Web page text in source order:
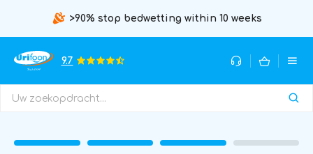
>90% stop bedwetting within 10 weeks
9.7